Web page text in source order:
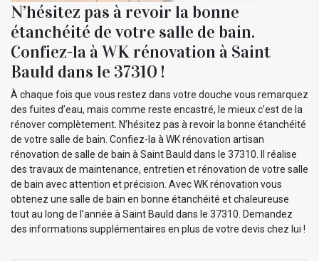
N’hésitez pas à revoir la bonne
étanchéité de votre salle de bain.
Confiez-la à WK rénovation à Saint
Bauld dans le 37310 !
À chaque fois que vous restez dans votre douche vous remarquez
des fuites d’eau, mais comme reste encastré, le mieux c’est de la
rénover complètement. N’hésitez pas à revoir la bonne étanchéité
de votre salle de bain. Confiez-la à WK rénovation artisan
rénovation de salle de bain à Saint Bauld dans le 37310. Il réalise
des travaux de maintenance, entretien et rénovation de votre salle
de bain avec attention et précision. Avec WK rénovation vous
obtenez une salle de bain en bonne étanchéité et chaleureuse
tout au long de l’année à Saint Bauld dans le 37310. Demandez
des informations supplémentaires en plus de votre devis chez lui !